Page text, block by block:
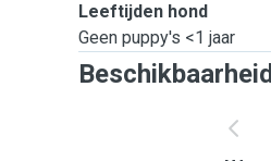
Leeftijden hond
Geen puppy's <1 jaar
Beschikbaarheid